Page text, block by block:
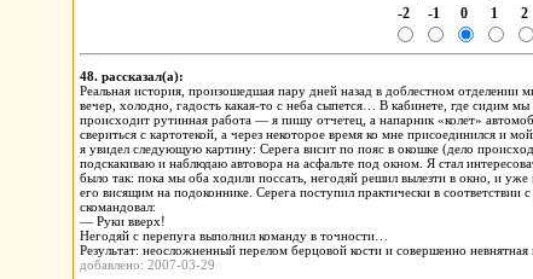
-2
-1 0 1 2
48. рассказал(а):
Реальная история, произошедшая пару дней назад в доблестном отделении
вечер, холодно, гадость какая-то с неба сыпется… В кабинете, где сидим
происходит рутинная работа — я пишу отчетец, а напарник «колет»
свериться с картотекой, а через некоторое время ко мне присоединился и
я увидел следующую картину: Серега висит по пояс в окошке (дело
подскакиваю и наблюдаю автовора на асфальте под окном. Я стал
было так: пока мы оба ходили посcать, негодяй решил вылезти в окно, и уже
его висящим на подоконнике. Серега поступил практически в соответствии
скомандовал:
— Руки вверх!
Негодяй с перепуга выполнил команду в точности…
Результат: неосложненный перелом берцовой кости и совершенно невнятная
добавлено: 2007-03-29